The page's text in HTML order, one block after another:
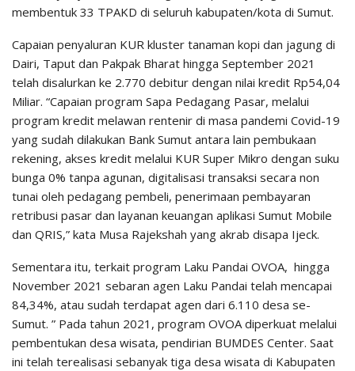
membentuk 33 TPAKD di seluruh kabupaten/kota di Sumut.
Capaian penyaluran KUR kluster tanaman kopi dan jagung di
Dairi, Taput dan Pakpak Bharat hingga September 2021
telah disalurkan ke 2.770 debitur dengan nilai kredit Rp54,04
Miliar. “Capaian program Sapa Pedagang Pasar, melalui
program kredit melawan rentenir di masa pandemi Covid-19
yang sudah dilakukan Bank Sumut antara lain pembukaan
rekening, akses kredit melalui KUR Super Mikro dengan suku
bunga 0% tanpa agunan, digitalisasi transaksi secara non
tunai oleh pedagang pembeli, penerimaan pembayaran
retribusi pasar dan layanan keuangan aplikasi Sumut Mobile
dan QRIS,” kata Musa Rajekshah yang akrab disapa Ijeck.
Sementara itu, terkait program Laku Pandai OVOA, hingga
November 2021 sebaran agen Laku Pandai telah mencapai
84,34%, atau sudah terdapat agen dari 6.110 desa se-
Sumut. ” Pada tahun 2021, program OVOA diperkuat melalui
pembentukan desa wisata, pendirian BUMDES Center. Saat
ini telah terealisasi sebanyak tiga desa wisata di Kabupaten